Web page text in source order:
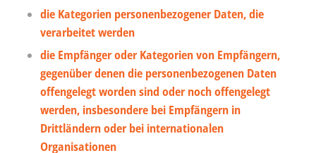
die Kategorien personenbezogener Daten, die
verarbeitet werden
die Empfänger oder Kategorien von Empfängern,
gegenüber denen die personenbezogenen Daten
offengelegt worden sind oder noch offengelegt
werden, insbesondere bei Empfängern in
Drittländern oder bei internationalen
Organisationen